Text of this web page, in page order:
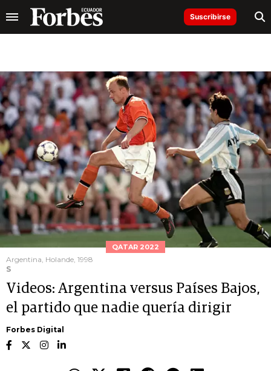
Suscribirse
QATAR 2022
Argentina, Holande, 1998
S
Videos: Argentina versus Países Bajos,
el partido que nadie quería dirigir
Forbes Digital